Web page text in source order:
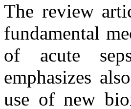
The review
fundamental
of acute
emphasizes
use of new